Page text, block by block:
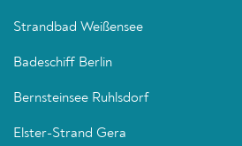
Strandbad Weißensee
Badeschiff Berlin
Bernsteinsee Ruhlsdorf
Elster-Strand Gera